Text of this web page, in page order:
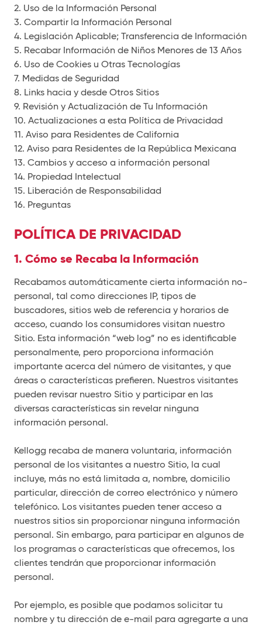
2. Uso de la Información Personal
3. Compartir la Información Personal
4. Legislación Aplicable; Transferencia de Información
5. Recabar Información de Niños Menores de 13 Años
6. Uso de Cookies u Otras Tecnologías
7. Medidas de Seguridad
8. Links hacia y desde Otros Sitios
9. Revisión y Actualización de Tu Información
10. Actualizaciones a esta Política de Privacidad
11. Aviso para Residentes de California
12. Aviso para Residentes de la República Mexicana
13. Cambios y acceso a información personal
14. Propiedad Intelectual
15. Liberación de Responsabilidad
16. Preguntas
POLÍTICA DE PRIVACIDAD
1. Cómo se Recaba la Información
Recabamos automáticamente cierta información no-
personal, tal como direcciones IP, tipos de
buscadores, sitios web de referencia y horarios de
acceso, cuando los consumidores visitan nuestro
Sitio. Esta información “web log” no es identificable
personalmente, pero proporciona información
importante acerca del número de visitantes, y que
áreas o características prefieren. Nuestros visitantes
pueden revisar nuestro Sitio y participar en las
diversas características sin revelar ninguna
información personal.
Kellogg recaba de manera voluntaria, información
personal de los visitantes a nuestro Sitio, la cual
incluye, más no está limitada a, nombre, domicilio
particular, dirección de correo electrónico y número
telefónico. Los visitantes pueden tener acceso a
nuestros sitios sin proporcionar ninguna información
personal. Sin embargo, para participar en algunos de
los programas o características que ofrecemos, los
clientes tendrán que proporcionar información
personal.
Por ejemplo, es posible que podamos solicitar tu
nombre y tu dirección de e-mail para agregarte a una